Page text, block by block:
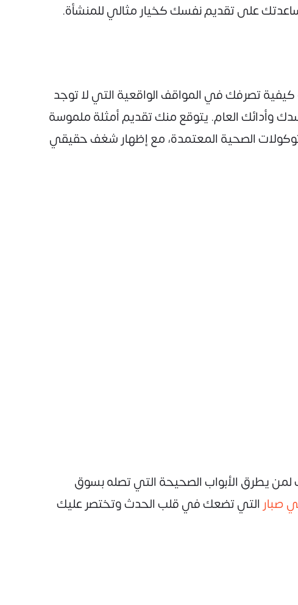
على تقديم نفسك كخيار مثالي للمنشأة.
تصرفك في المواقف الواقعية التي لا توجد
وأدائك العام. يتوقع منك تقديم أمثلة ملموسة
الصحية المعتمدة، مع إظهار شغف حقيقي
لمن يطرق الأبواب الصحيحة التي تصله بسوق
صبار التي تضعك في قلب الحدث وتختصر عليك